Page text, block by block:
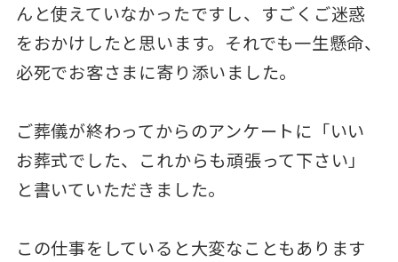
んと使えていなかったですし、すごくご迷惑
をおかけしたと思います。それでも一生懸命、
必死でお客さまに寄り添いました。
ご葬儀が終わってからのアンケートに「いい
お葬式でした、これからも頑張って下さい」
と書いていただきました。
この仕事をしていると大変なこともあります